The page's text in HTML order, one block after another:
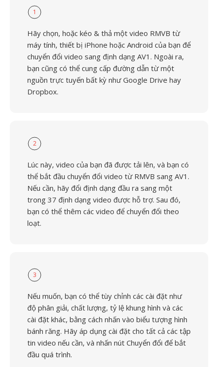
1
Hãy chọn, hoặc kéo & thả một video RMVB từ
máy tính, thiết bị iPhone hoặc Android của bạn để
chuyển đổi video sang định dạng AV1. Ngoài ra,
bạn cũng có thể cung cấp đường dẫn từ một
nguồn trực tuyến bất kỳ như Google Drive hay
Dropbox.
2
Lúc này, video của bạn đã được tải lên, và bạn có
thể bắt đầu chuyển đổi video từ RMVB sang AV1.
Nếu cần, hãy đổi định dạng đầu ra sang một
trong 37 định dạng video được hỗ trợ. Sau đó,
bạn có thể thêm các video để chuyển đổi theo
loạt.
3
Nếu muốn, bạn có thể tùy chỉnh các cài đặt như
độ phân giải, chất lượng, tỷ lệ khung hình và các
cài đặt khác, bằng cách nhấn vào biểu tượng hình
bánh răng. Hãy áp dụng cài đặt cho tất cả các tập
tin video nếu cần, và nhấn nút Chuyển đổi để bắt
đầu quá trình.